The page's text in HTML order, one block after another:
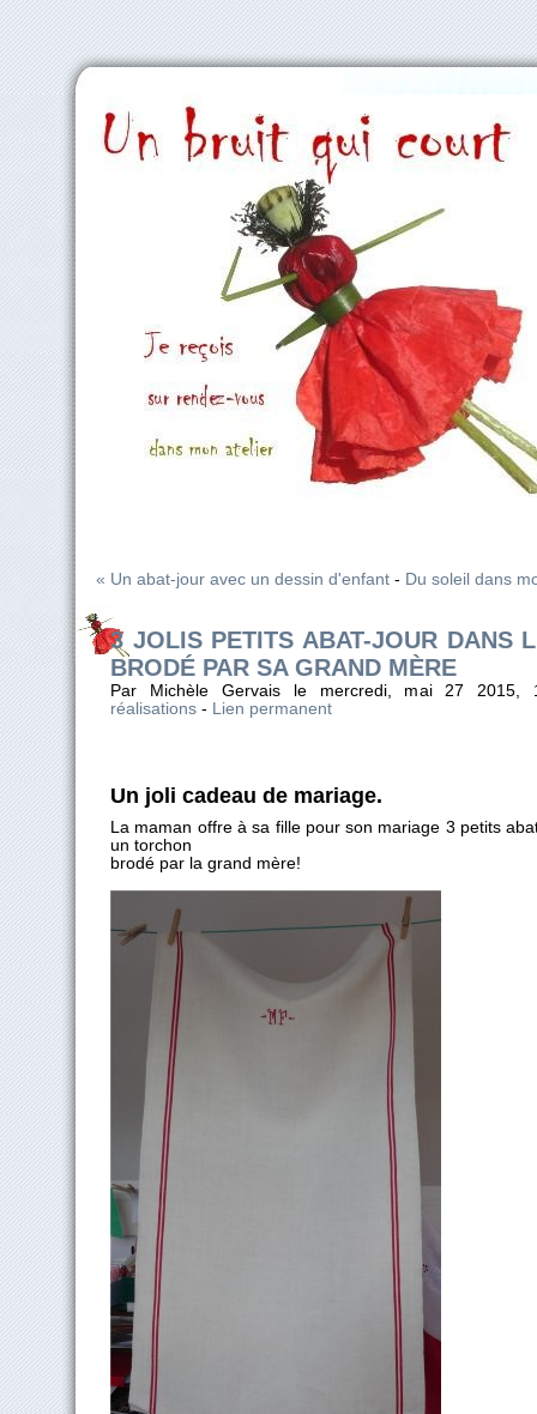
« Un abat-jour avec un dessin d'enfant - Du soleil dans
3 JOLIS PETITS ABAT-JOUR DANS
BRODÉ PAR SA GRAND MÈRE
Par Michèle Gervais le mercredi, mai 27
réalisations - Lien permanent
Un joli cadeau de mariage.
La maman offre à sa fille pour son mariage 3 petits
un torchon
brodé par la grand mère!